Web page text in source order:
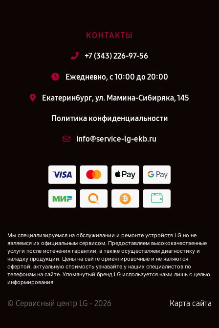
КОНТАКТЫ
+7 (343) 226-97-56
Ежедневно, с 10:00 до 20:00
Екатеринбург, ул. Мамина-Сибиряка, 145
Политика конфиденциальности
info@service-lg-ekb.ru
Мы специализируемся на обслуживании и ремонте устройств LG но не
являемся их официальным сервисом. Предоставляем высококачественные
услуги после истечения гарантии, а также осуществляем диагностику и
наладку продукции. Цены на сайте ориентировочные и не являются
офертой, актуальную стоимость узнавайте у наших специалистов по
телефонам на сайте. Упомянутый бренд LG используется нами лишь с целью
информирования.
© Сервисный центр LG - 2026 Карта сайта